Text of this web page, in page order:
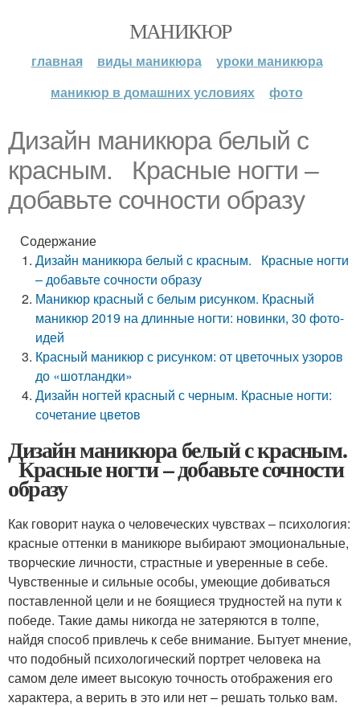
МАНИКЮР
главная виды маникюра
уроки маникюра
маникюр в домашних условиях
фото
Дизайн маникюра белый с
красным. Красные ногти –
добавьте сочности образу
Содержание
Дизайн маникюра белый с красным. Красные ногти
– добавьте сочности образу
Маникюр красный с белым рисунком. Красный
маникюр 2019 на длинные ногти: новинки, 30 фото-
идей
Красный маникюр с рисунком: от цветочных узоров
до «шотландки»
Дизайн ногтей красный с черным. Красные ногти:
сочетание цветов
Дизайн маникюра белый с красным.
Красные ногти – добавьте сочности
образу
Как говорит наука о человеческих чувствах – психология:
красные оттенки в маникюре выбирают эмоциональные,
творческие личности, страстные и уверенные в себе.
Чувственные и сильные особы, умеющие добиваться
поставленной цели и не боящиеся трудностей на пути к
победе. Такие дамы никогда не затеряются в толпе,
найдя способ привлечь к себе внимание. Бытует мнение,
что подобный психологический портрет человека на
самом деле имеет высокую точность отображения его
характера, а верить в это или нет – решать только вам.